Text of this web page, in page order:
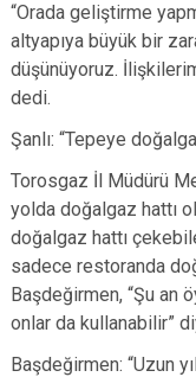
“Orada geliştirme
altyapıya büyük bir
düşünüyoruz.
dedi.
Şanlı: “Tepeye
Torosgaz İl Müdürü
yolda doğalgaz hattı
doğalgaz hattı
sadece restoranda
Başdeğirmen, “Şu an
onlar da kullanabilir”
Başdeğirmen: “Uzun